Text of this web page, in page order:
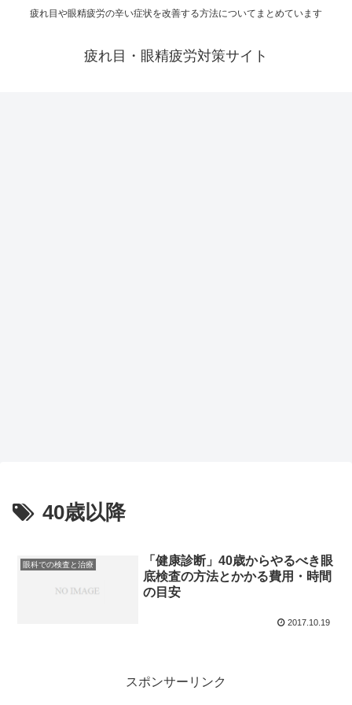
疲れ目や眼精疲労の辛い症状を改善する方法についてまとめています
疲れ目・眼精疲労対策サイト
40歳以降
眼科での検査と治療
「健康診断」40歳からやるべき眼
底検査の方法とかかる費用・時間
の目安
2017.10.19
スポンサーリンク